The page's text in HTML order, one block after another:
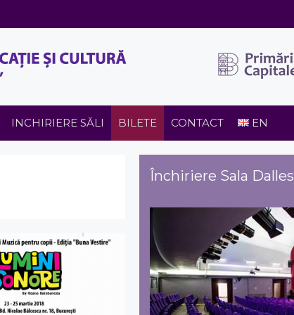
INCHIRIERE SĂLI BILETE CONTACT EN
Închiriere Sala Dalles